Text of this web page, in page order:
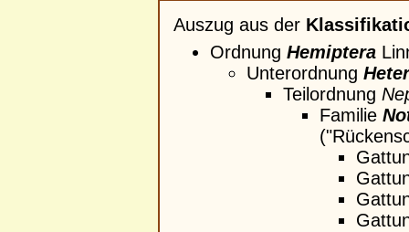
Auszug aus der
Ordnung Hemiptera
Unterordnung
Teilordnung
Familie